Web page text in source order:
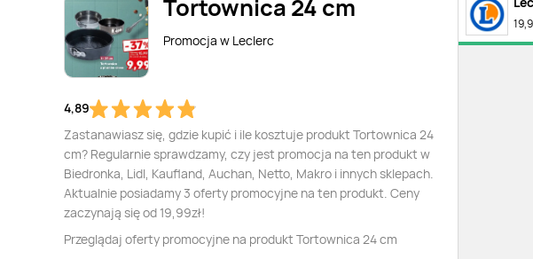
Tortownica 24 cm
Promocja w Leclerc
4,89
Zastanawiasz się, gdzie kupić i ile kosztuje produkt Tortownica 24
cm? Regularnie sprawdzamy, czy jest promocja na ten produkt w
Biedronka, Lidl, Kaufland, Auchan, Netto, Makro i innych sklepach.
Aktualnie posiadamy 3 oferty promocyjne na ten produkt. Ceny
zaczynają się od 19,99zł!
Przeglądaj oferty promocyjne na produkt Tortownica 24 cm